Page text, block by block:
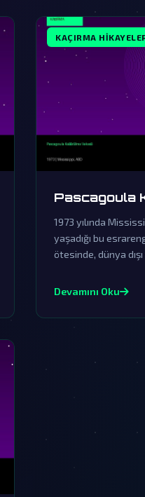
KAÇIRMA
Pascagoula
1973 yılında
yaşadığı bu
ötesinde, dünya
Hükümetin örtbas
algılarımızı sarsıyor.
Devamını Oku